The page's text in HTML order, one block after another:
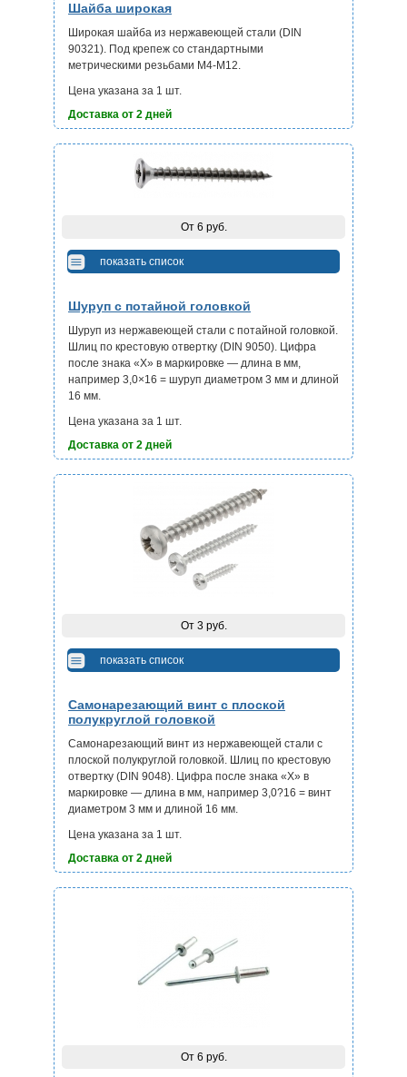
Шайба широкая
Широкая шайба из нержавеющей стали (DIN
90321). Под крепеж со стандартными
метрическими резьбами М4-М12.
Цена указана за 1 шт.
Доставка от 2 дней
Шуруп с потайной головкой
Шуруп из нержавеющей стали с потайной головкой.
Шлиц по крестовую отвертку (DIN 9050). Цифра
после знака «Х» в маркировке — длина в мм,
например 3,0×16 = шуруп диаметром 3 мм и длиной
16 мм.
Цена указана за 1 шт.
Доставка от 2 дней
От 6 руб.
показать список
Самонарезающий винт с плоской
полукруглой головкой
Самонарезающий винт из нержавеющей стали с
плоской полукруглой головкой. Шлиц по крестовую
отвертку (DIN 9048). Цифра после знака «Х» в
маркировке — длина в мм, например 3,0?16 = винт
диаметром 3 мм и длиной 16 мм.
Цена указана за 1 шт.
Доставка от 2 дней
От 3 руб.
показать список
От 6 руб.